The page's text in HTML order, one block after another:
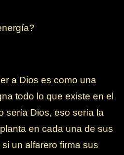
a Dios es como una
todo lo que existe en el
sería Dios, eso sería la
en cada una de sus
un alfarero firma sus